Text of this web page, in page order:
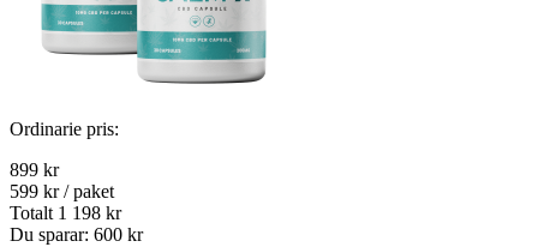
Ordinarie pris:
899 kr
599 kr/ paket
Totalt 1 198 kr
Du sparar: 600 kr